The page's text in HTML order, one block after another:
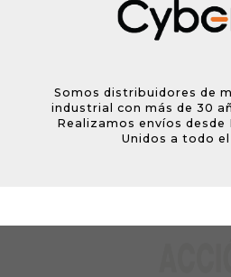
Somos distribuidores de
industrial con más de 30
Realizamos envíos desde
Unidos a todo